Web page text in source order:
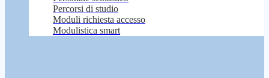
Percorsi di studio
Moduli richiesta accesso
Modulistica smart